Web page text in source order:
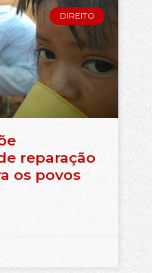
DIREITO
reparação
os povos